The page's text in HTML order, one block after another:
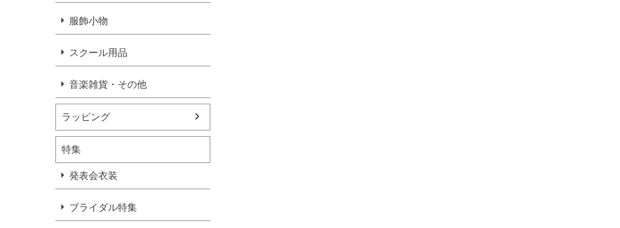
服飾小物
スクール用品
音楽雑貨・その他
ラッピング
特集
発表会衣装
ブライダル特集